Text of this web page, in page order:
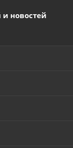
новостей